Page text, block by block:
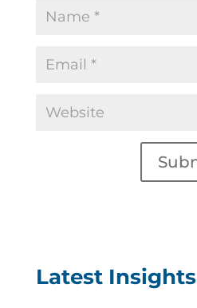
Latest Insights